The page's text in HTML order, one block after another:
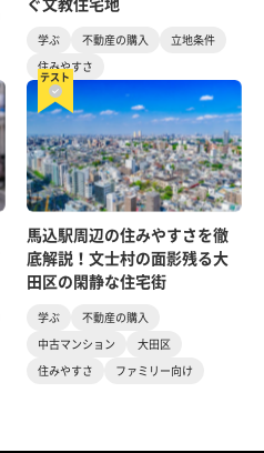
学ぶ 不動産の購入
立地条件
住みやすさ
テスト
馬込駅周辺の住みやすさを徹
底解説！文士村の面影残る大
田区の閑静な住宅街
学ぶ
不動産の購入
中古マンション
大田区
住みやすさ
ファミリー向け